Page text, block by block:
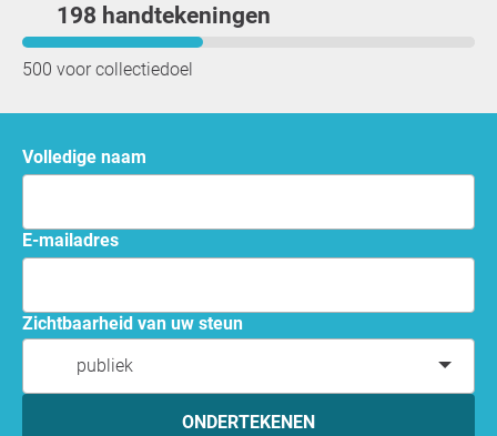
198 handtekeningen
500 voor collectiedoel
Volledige naam
e-mailadres
Zichtbaarheid van uw steun
publiek
ONDERTEKENEN